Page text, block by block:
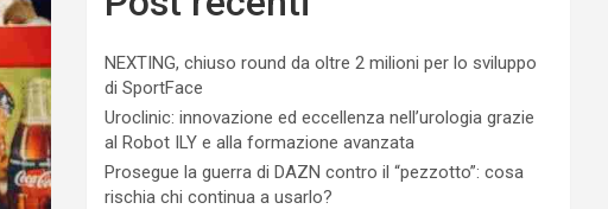
NEXTING, chiuso round da oltre 2 milioni per lo sviluppo
di SportFace
Uroclinic: innovazione ed eccellenza nell’urologia grazie
al Robot ILY e alla formazione avanzata
Prosegue la guerra di DAZN contro il “pezzotto”: cosa
rischia chi continua a usarlo?